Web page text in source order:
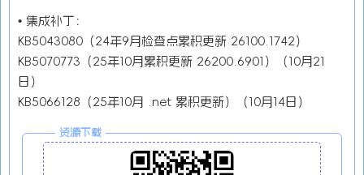
• 集成补丁：
KB5043080（24年9月检查点累积更新 26100.1742）
KB5070773（25年10月累积更新 26200.6901）（10月21
日）
KB5066128（25年10月 .net 累积更新）（10月14日）
资源下载